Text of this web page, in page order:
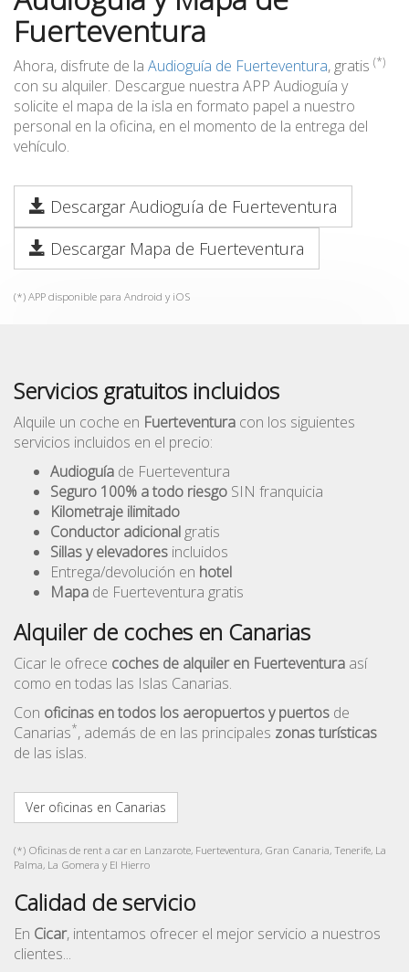
Fuerteventura
Ahora, disfrute de la Audioguía de Fuerteventura, gratis (*)
con su alquiler. Descargue nuestra APP Audioguía y
solicite el mapa de la isla en formato papel a nuestro
personal en la oficina, en el momento de la entrega del
vehículo.
Descargar Audioguía de Fuerteventura
Descargar Mapa de Fuerteventura
(*) APP disponible para Android y iOS
Servicios gratuitos incluidos
Alquile un coche en Fuerteventura con los siguientes
servicios incluidos en el precio:
Audioguía de Fuerteventura
Seguro 100% a todo riesgo SIN franquicia
Kilometraje ilimitado
Conductor adicional gratis
Sillas y elevadores incluidos
Entrega/devolución en hotel
Mapa de Fuerteventura gratis
Alquiler de coches en Canarias
Cicar le ofrece coches de alquiler en Fuerteventura así
como en todas las Islas Canarias.
Con oficinas en todos los aeropuertos y puertos de
Canarias*, además de en las principales zonas turísticas
de las islas.
Ver oficinas en Canarias
(*) Oficinas de rent a car en Lanzarote, Fuerteventura, Gran Canaria, Tenerife, La
Palma, La Gomera y El Hierro
Calidad de servicio
En Cicar, intentamos ofrecer el mejor servicio a nuestros
clientes...